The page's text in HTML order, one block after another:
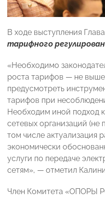
В ходе выступления
тарифного
«Необходимо
роста тарифов — не
предусмотреть
тарифов при
Необходим иной подход
сетевых организаций
том числе актуализация
экономически
услуги по передаче
сетям», — отметил
Член Комитета «ОПОРЫ